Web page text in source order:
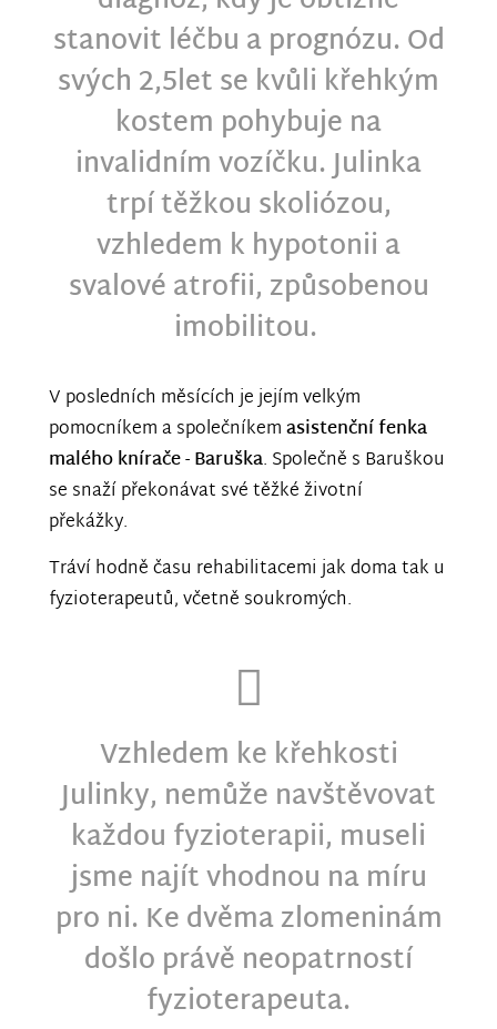
stanovit léčbu a prognózu. Od
svých 2,5let se kvůli křehkým
kostem pohybuje na
invalidním vozíčku. Julinka
trpí těžkou skoliózou,
vzhledem k hypotonii a
svalové atrofii, způsobenou
imobilitou.
V posledních měsících je jejím velkým
pomocníkem a společníkemasistenční fenka
malého knírače - Baruška. Společně s Baruškou
se snaží překonávat své těžké životní
překážky.
Tráví hodně času rehabilitacemi jak doma tak u
fyzioterapeutů, včetně soukromých.
Vzhledem ke křehkosti
Julinky, nemůže navštěvovat
každou fyzioterapii, museli
jsme najít vhodnou na míru
pro ni. Ke dvěma zlomeninám
došlo právě neopatrností
fyzioterapeuta.